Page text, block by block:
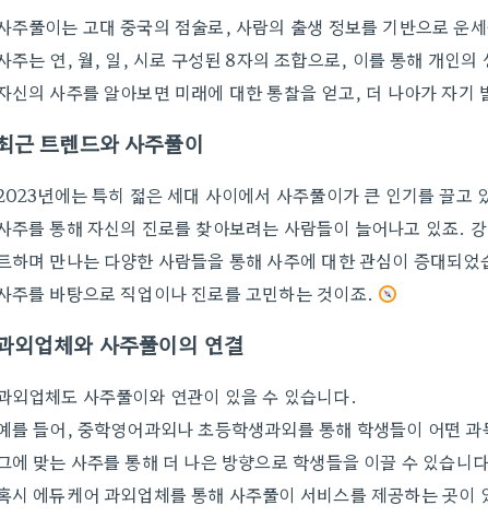
주풀이는 고대 중국의 점술로, 사람의 출생 정보를 기반으로 운
주는 연, 월, 일, 시로 구성된 8자의 조합으로, 이를 통해 개인
신의 사주를 알아보면 미래에 대한 통찰을 얻고, 더 나아가 자기
근 트렌드와 사주풀이
년에는 특히 젊은 세대 사이에서 사주풀이가 큰 인기를 끌고
주를 통해 자신의 진로를 찾아보려는 사람들이 늘어나고 있죠.
하며 만나는 다양한 사람들을 통해 사주에 대한 관심이 증대되었
주를 바탕으로 직업이나 진로를 고민하는 것이죠.
외업체와 사주풀이의 연결
외업체도 사주풀이와 연관이 있을 수 있습니다.
를 들어, 중학영어과외나 초등학생과외를 통해 학생들이 어떤
에 맞는 사주를 통해 더 나은 방향으로 학생들을 이끌 수 있습니
시 에듀케어 과외업체를 통해 사주풀이 서비스를 제공하는 곳이